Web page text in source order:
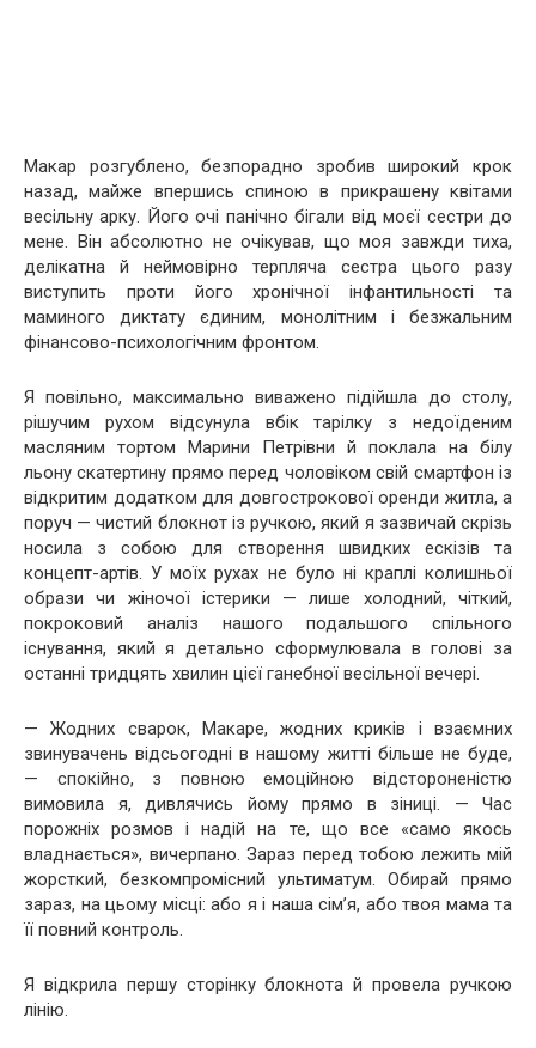
Макар розгублено, безпорадно зробив широкий крок
назад, майже впершись спиною в прикрашену квітами
весільну арку. Його очі панічно бігали від моєї сестри до
мене. Він абсолютно не очікував, що моя завжди тиха,
делікатна й неймовірно терпляча сестра цього разу
виступить проти його хронічної інфантильності та
маминого диктату єдиним, монолітним і безжальним
фінансово-психологічним фронтом.
Я повільно, максимально виважено підійшла до столу,
рішучим рухом відсунула вбік тарілку з недоїденим
масляним тортом Марини Петрівни й поклала на білу
льону скатертину прямо перед чоловіком свій смартфон із
відкритим додатком для довгострокової оренди житла, а
поруч — чистий блокнот із ручкою, який я зазвичай скрізь
носила з собою для створення швидких ескізів та
концепт-артів. У моїх рухах не було ні краплі колишньої
образи чи жіночої істерики — лише холодний, чіткий,
покроковий аналіз нашого подальшого спільного
існування, який я детально сформулювала в голові за
останні тридцять хвилин цієї ганебної весільної вечері.
— Жодних сварок, Макаре, жодних криків і взаємних
звинувачень відсьогодні в нашому житті більше не буде,
— спокійно, з повною емоційною відстороненістю
вимовила я, дивлячись йому прямо в зіниці. — Час
порожніх розмов і надій на те, що все «само якось
владнається», вичерпано. Зараз перед тобою лежить мій
жорсткий, безкомпромісний ультиматум. Обирай прямо
зараз, на цьому місці: або я і наша сім’я, або твоя мама та
її повний контроль.
Я відкрила першу сторінку блокнота й провела ручкою
лінію.